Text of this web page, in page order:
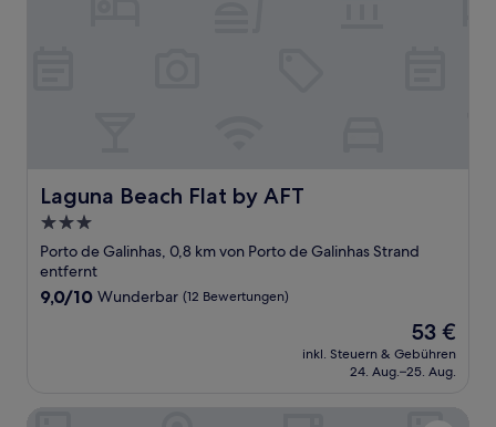
Laguna Beach Flat by AFT
Laguna Beach Flat by AFT
3.0-
Sterne-
Unterkunft
Porto de Galinhas, 0,8 km von Porto de Galinhas Strand
entfernt
9.0
9,0/10 Wunderbar (12 Bewertungen)
Der
Preis
beträgt
53 €
inkl. Steuern & Gebühren
24. Aug.–25. Aug.